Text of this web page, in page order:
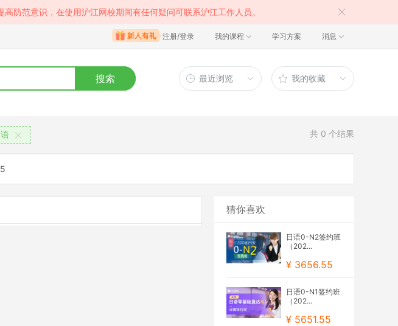
防范意识，在使用沪江网校期间有任何疑问可联系沪江工作人员。
注册/登录 我的课程 学习方案 消息
搜索 最近浏览 我的收藏
共 0 个结果
猜你喜欢
日语0-N2签约班
（202...
¥ 3656.55
日语0-N1签约班
（202...
¥ 5651.55